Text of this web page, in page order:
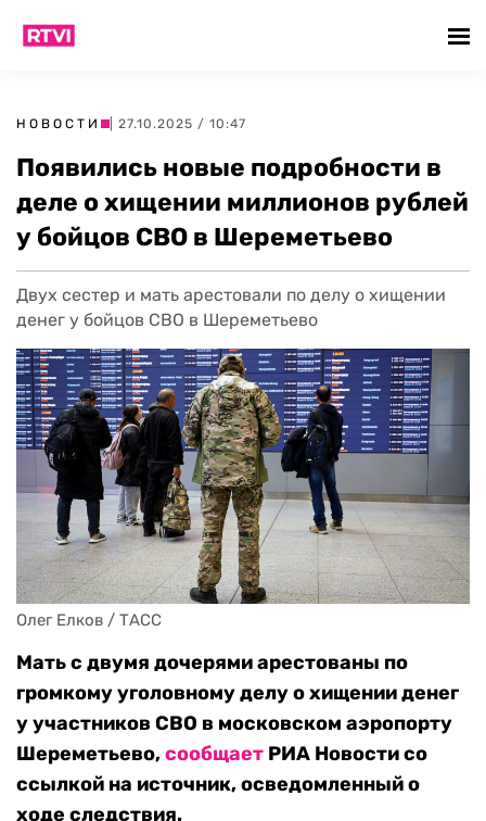
НОВОСТИ | 27.10.2025 / 10:47
Появились новые подробности в
деле о хищении миллионов рублей
у бойцов СВО в Шереметьево
Двух сестер и мать арестовали по делу о хищении
денег у бойцов СВО в Шереметьево
Олег Елков / ТАСС
Мать с двумя дочерями арестованы по
громкому уголовному делу о хищении денег
у участников СВО в московском аэропорту
Шереметьево,сообщает РИА Новости со
ссылкой на источник, осведомленный о
ходе следствия.